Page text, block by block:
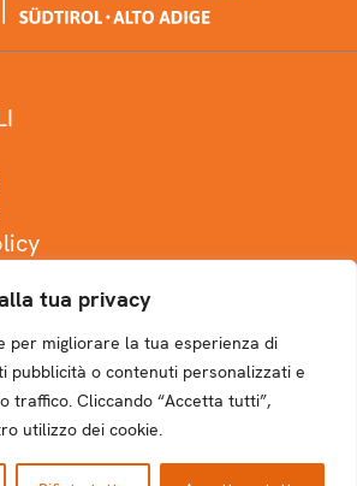
tua privacy
per migliorare la tua esperienza di
pubblicità o contenuti personalizzati e
traffico. Cliccando “Accetta tutti”,
utilizzo dei cookie.